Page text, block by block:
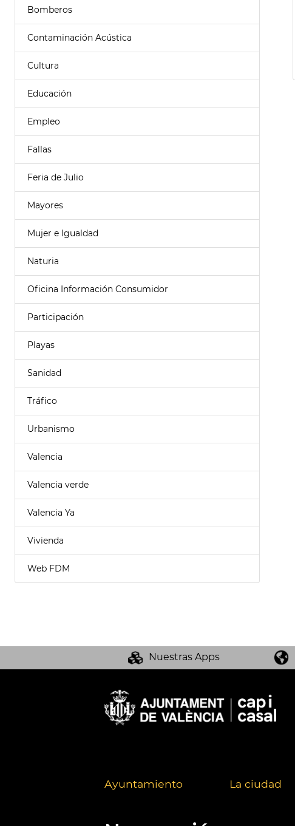
Bomberos
Contaminación Acústica
Cultura
Educación
Empleo
Fallas
Feria de Julio
Mayores
Mujer e Igualdad
Naturia
Oficina Información Consumidor
Participación
Playas
Sanidad
Tráfico
Urbanismo
Valencia
Valencia verde
Valencia Ya
Vivienda
Web FDM
Nuestras Apps
Ayuntamiento La ciudad